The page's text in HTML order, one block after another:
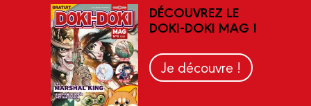
DÉCOUVREZ LE
DOKI-DOKI MAG !
Je découvre !